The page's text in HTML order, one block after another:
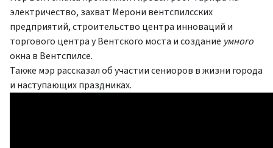
электричество, захват Мерони вентспилсских
предприятий, строительство центра инноваций и
торгового центра у Вентского моста и создание умного
окна в Вентспилсе.
Также мэр рассказал об участии сениоров в жизни города
и наступающих праздниках.